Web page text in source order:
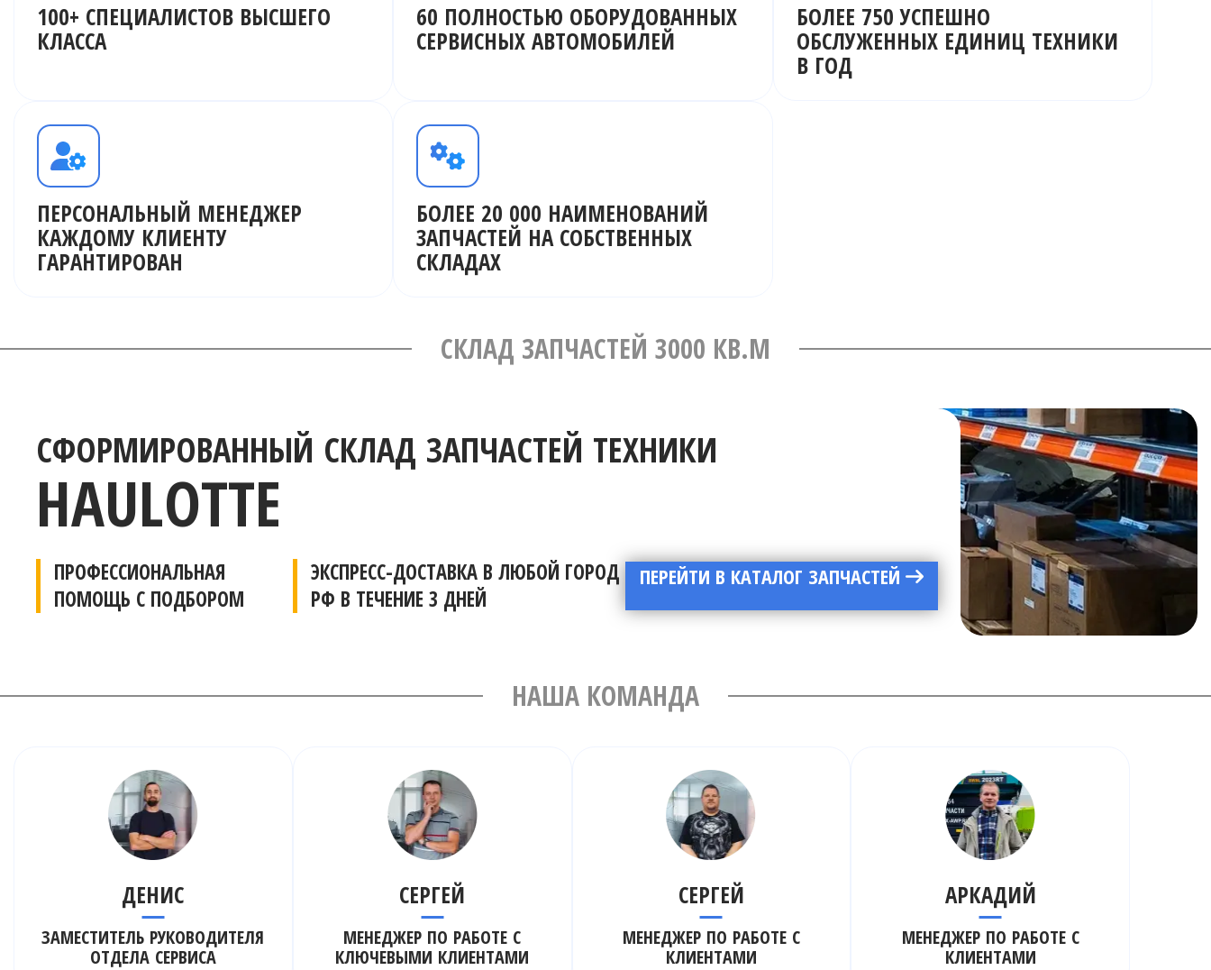
100+ СПЕЦИАЛИСТОВ ВЫСШЕГО
КЛАССА
60 ПОЛНОСТЬЮ ОБОРУДОВАННЫХ
СЕРВИСНЫХ АВТОМОБИЛЕЙ
БОЛЕЕ 750 УСПЕШНО
ОБСЛУЖЕННЫХ ЕДИНИЦ ТЕХНИКИ
В ГОД
ПЕРСОНАЛЬНЫЙ МЕНЕДЖЕР
КАЖДОМУ КЛИЕНТУ
ГАРАНТИРОВАН
БОЛЕЕ 20 000 НАИМЕНОВАНИЙ
ЗАПЧАСТЕЙ НА СОБСТВЕННЫХ
СКЛАДАХ
СКЛАД ЗАПЧАСТЕЙ 3000 КВ.М
СФОРМИРОВАННЫЙ СКЛАД ЗАПЧАСТЕЙ ТЕХНИКИ
HAULOTTE
ПРОФЕССИОНАЛЬНАЯ
ПОМОЩЬ С ПОДБОРОМ
ЭКСПРЕСС-ДОСТАВКА В ЛЮБОЙ ГОРОД
РФ В ТЕЧЕНИЕ 3 ДНЕЙ
ПЕРЕЙТИ В КАТАЛОГ ЗАПЧАСТЕЙ
НАША КОМАНДА
ДЕНИС
ЗАМЕСТИТЕЛЬ РУКОВОДИТЕЛЯ
ОТДЕЛА СЕРВИСА
СЕРГЕЙ
МЕНЕДЖЕР ПО РАБОТЕ С
КЛЮЧЕВЫМИ КЛИЕНТАМИ
СЕРГЕЙ
МЕНЕДЖЕР ПО РАБОТЕ С
КЛИЕНТАМИ
АРКАДИЙ
МЕНЕДЖЕР ПО РАБОТЕ С
КЛИЕНТАМИ